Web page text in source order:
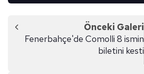
Önceki Galeri
Fenerbahçe'de Comolli 8 ismin
biletini kesti